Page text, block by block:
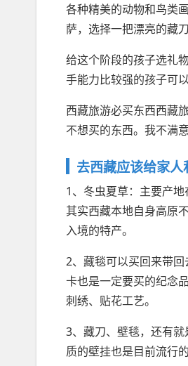
各种精美的动物和鸟类
萨，选择一把漂亮的藏
给这个阶段的孩子选礼
手能力比较强的孩子可
西藏旅游必买东西西藏
不想买的东西。我不满
去西藏应该给家
1、冬虫夏草：主要产
其实西藏本地自身高原
入境的特产。
2、藏毯可以买回来带
卡也是一定要买的纪念
刺绣、贴花工艺。
3、藏刀、壁毯，还有
质的壁挂也是目前流行